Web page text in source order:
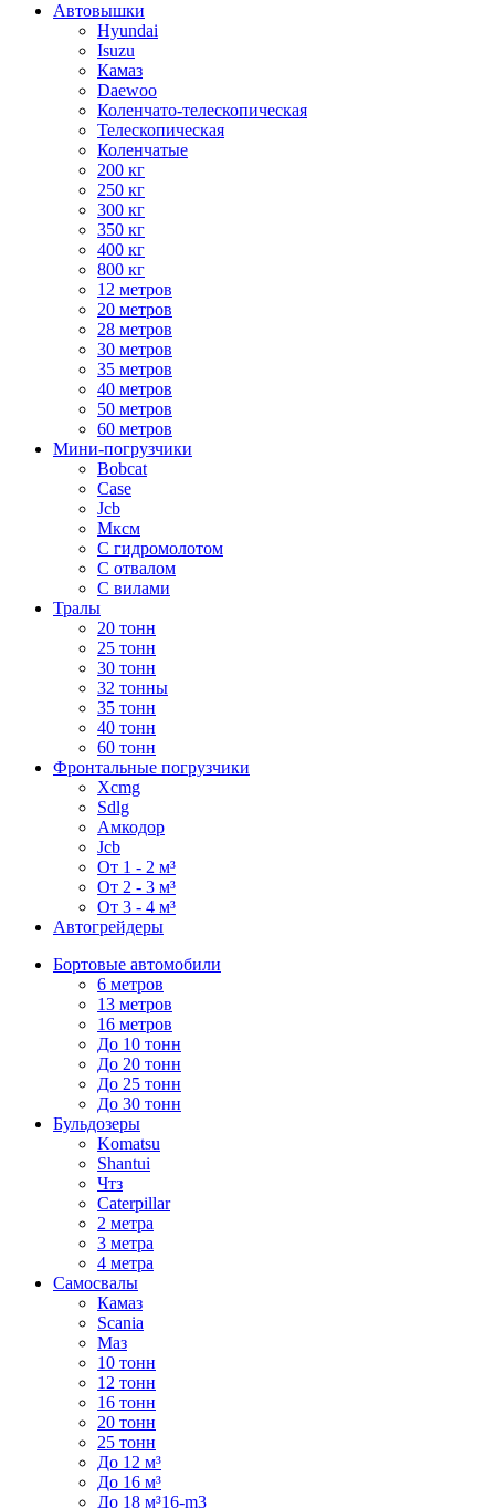
Автовышки
Hyundai
Isuzu
Камаз
Daewoo
Коленчато-телескопическая
Телескопическая
Коленчатые
200 кг
250 кг
300 кг
350 кг
400 кг
800 кг
12 метров
20 метров
28 метров
30 метров
35 метров
40 метров
50 метров
60 метров
Мини-погрузчики
Bobcat
Case
Jcb
Мксм
С гидромолотом
С отвалом
С вилами
Тралы
20 тонн
25 тонн
30 тонн
32 тонны
35 тонн
40 тонн
60 тонн
Фронтальные погрузчики
Xcmg
Sdlg
Амкодор
Jcb
От 1 - 2 м³
От 2 - 3 м³
От 3 - 4 м³
Автогрейдеры
Бортовые автомобили
6 метров
13 метров
16 метров
До 10 тонн
До 20 тонн
До 25 тонн
До 30 тонн
Бульдозеры
Komatsu
Shantui
Чтз
Caterpillar
2 метра
3 метра
4 метра
Самосвалы
Камаз
Scania
Маз
10 тонн
12 тонн
16 тонн
20 тонн
25 тонн
До 12 м³
До 16 м³
До 18 м³16-m3